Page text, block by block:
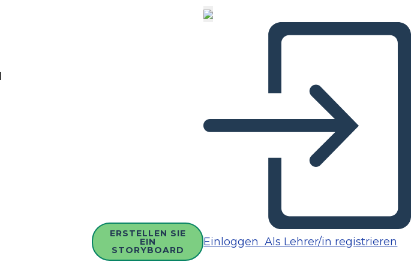
ERSTELLEN SIE
EIN
STORYBOARD
Einloggen Als Lehrer/in registrieren